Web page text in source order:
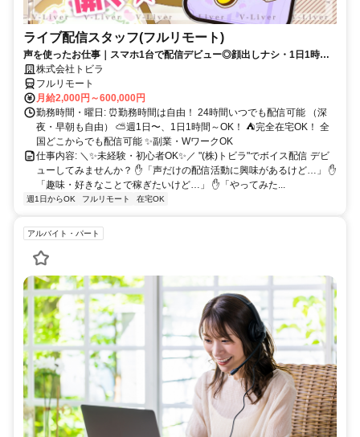
ライブ配信スタッフ(フルリモート)
声を使ったお仕事｜スマホ1台で配信デビュー◎顔出しナシ・1日1時間
～OK♪
株式会社トビラ
フルリモート
月給2,000円～600,000円
勤務時間・曜日: ⏰勤務時間は自由！ 24時間いつでも配信可能 （深
夜・早朝も自由） ⛅週1日〜、1日1時間～OK！ ⛺完全在宅OK！ 全
国どこからでも配信可能 ✨副業・WワークOK
仕事内容: ＼✨未経験・初心者OK✨／ "(株)トビラ"でボイス配信 デビ
ューしてみませんか？ ✋「声だけの配信活動に興味があるけど…」 ✋
「趣味・好きなことで稼ぎたいけど…」 ✋「やってみた...
週1日からOK フルリモート 在宅OK
アルバイト・パート